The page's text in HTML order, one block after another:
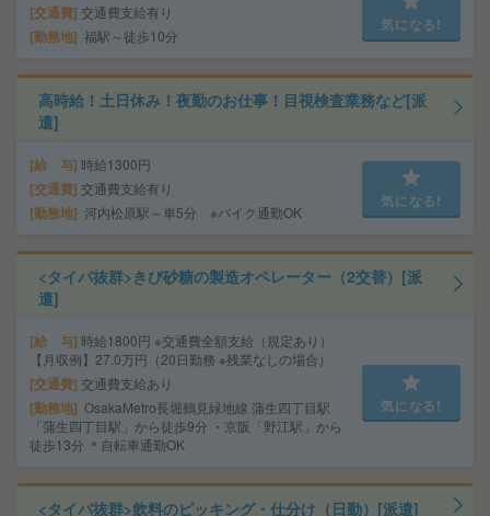
交通費 交通費支給有り
勤務地 福駅～徒歩10分
気になる!
高時給！土日休み！夜勤のお仕事！目視検査業務など[派
遣]
給 与 時給1300円
交通費 交通費支給有り
勤務地 河内松原駅～車5分 ※バイク通勤OK
気になる!
<タイパ抜群>きび砂糖の製造オペレーター（2交替）[派
遣]
給 与 時給1800円 ※交通費全額支給（規定あり）
【月収例】27.0万円（20日勤務 ※残業なしの場合）
交通費 交通費支給あり
勤務地 OsakaMetro長堀鶴見緑地線 蒲生四丁目駅
「蒲生四丁目駅」から徒歩9分 ・京阪「野江駅」から
徒歩13分 ＊自転車通勤OK
気になる!
<タイパ抜群>飲料のピッキング・仕分け（日勤）[派遣]